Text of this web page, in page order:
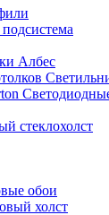
Албес
стеклохолст
обои
холст